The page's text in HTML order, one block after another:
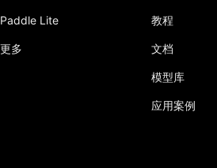
Paddle Lite
更多
教程
文档
模型库
应用案例